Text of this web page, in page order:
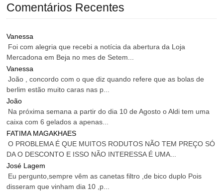
Comentários Recentes
Vanessa
Foi com alegria que recebi a notícia da abertura da Loja
Mercadona em Beja no mes de Setem...
Vanessa
João , concordo com o que diz quando refere que as bolas de
berlim estão muito caras nas p...
João
Na próxima semana a partir do dia 10 de Agosto o Aldi tem uma
caixa com 6 gelados a apenas...
FATIMA MAGAKHAES
O PROBLEMA É QUE MUITOS RODUTOS NÃO TEM PREÇO SÓ
DA O DESCONTO E ISSO NÃO INTERESSA É UMA...
José Lagem
Eu pergunto,sempre vêm as canetas filtro ,de bico duplo Pois
disseram que vinham dia 10 ,p...